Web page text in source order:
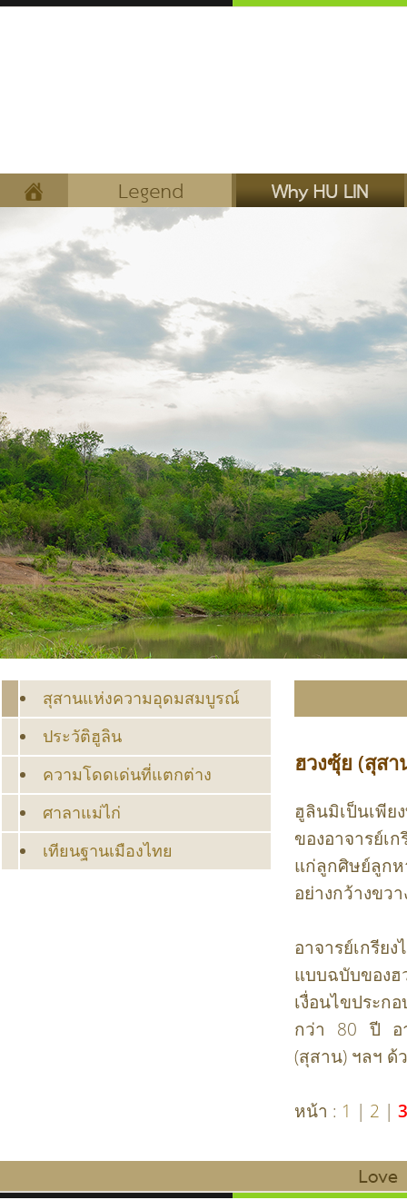
สุสานแห่งความอุดมสมบูรณ์
ประวัติฮูลิน
ความโดดเด่นที่แตกต่าง
ศาลาแม่ไก่
เทียนฐานเมืองไทย
ฮวงซุ้ย (สุส
ฮูลินมิเป็นเพี
ของอาจารย์เ
แก่ลูกศิษย์ลูกห
อย่างกว้างขวา
อาจารย์เกรีย
แบบฉบับของ
เงื่อนไขประก
กว่า 80 ปี อา
(สุสาน) ฯลฯ ด้
หน้า : 1 | 2 | 3